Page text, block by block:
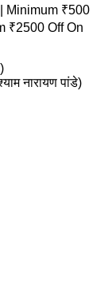
Minimum ₹500
₹2500 Off On
नारायण पांडे)